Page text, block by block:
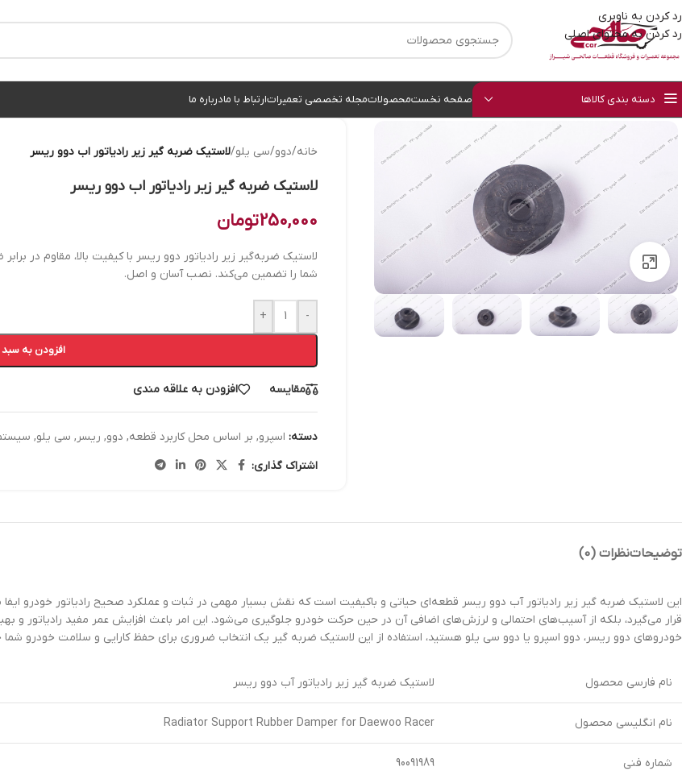
رد کردن به ناوبری
رد کردن به محتوای اصلی
دسته بندی کالاها صفحه نخستمحصولاتمجله تخصصی تعمیراتارتباط با مادرباره ما
بزرگنمایی تصویر
خانه/دوو/سی یلو/لاستیک ضربه گیر زیر رادیاتور اب دوو ریسر
لاستیک ضربه گیر زیر رادیاتور اب دوو ریسر
250,000تومان
لاستیک ضربه‌گیر زیر رادیاتور دوو ریسر با کیفیت بالا، مقاوم در
شما را تضمین می‌کند. نصب آسان و اصل.
-
+
افزودن به
مقایسه افزودن به علاقه مندی
دسته: اسپرو, بر اساس محل کاربرد قطعه, دوو, ریسر, سی یلو,
اشتراک گذاری:
توضیحاتنظرات (0)
این لاستیک ضربه گیر زیر رادیاتور آب دوو ریسر قطعه‌ای حیاتی و باکیفیت است که نقش بسیار مهمی در ثبات و عملکرد صحیح رادیاتور خودرو
قرار می‌گیرد، بلکه از آسیب‌های احتمالی و لرزش‌های اضافی آن در حین حرکت خودرو جلوگیری می‌شود. این امر باعث افزایش عمر مفید رادیاتور و
خودروهای دوو ریسر، دوو اسپرو یا دوو سی یلو هستید، استفاده از این لاستیک ضربه گیر یک انتخاب ضروری برای حفظ کارایی و سلامت خودرو شما
نام فارسی محصول لاستیک ضربه گیر زیر رادیاتور آب دوو ریسر
نام انگلیسی محصول Radiator Support Rubber Damper for Daewoo Racer
شماره فنی 90091989